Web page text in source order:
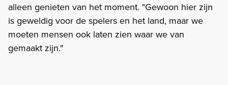
alleen genieten van het moment. "Gewoon hier zijn
is geweldig voor de spelers en het land, maar we
moeten mensen ook laten zien waar we van
gemaakt zijn."